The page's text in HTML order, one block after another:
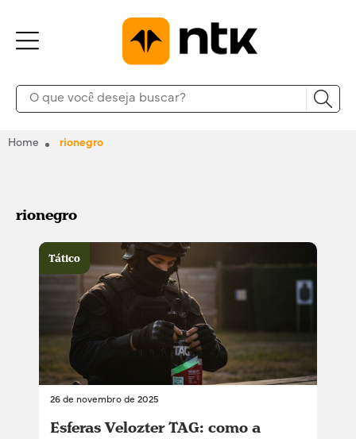
Home rionegro
rionegro
26 de novembro de 2025
Esferas Velozter TAG: como a
Tático